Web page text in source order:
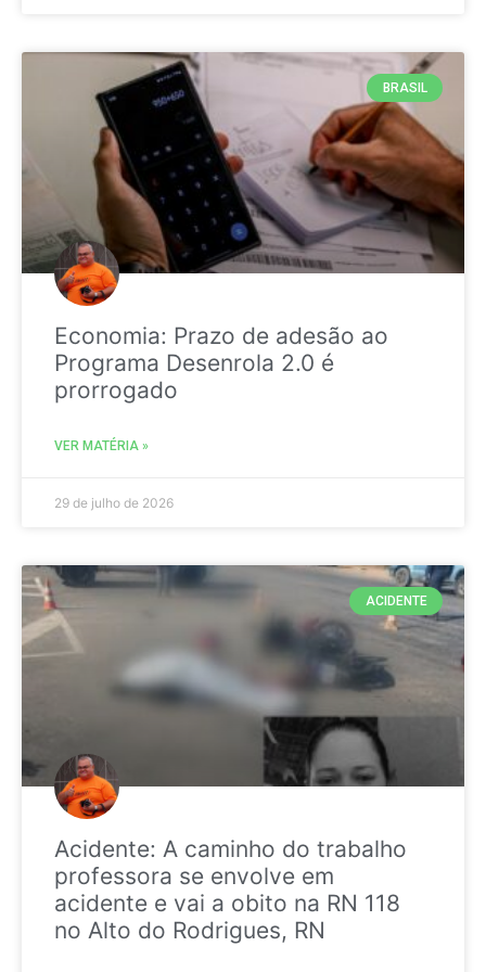
BRASIL
Economia: Prazo de adesão ao
Programa Desenrola 2.0 é
prorrogado
VER MATÉRIA »
29 de julho de 2026
ACIDENTE
Acidente: A caminho do trabalho
professora se envolve em
acidente e vai a obito na RN 118
no Alto do Rodrigues, RN